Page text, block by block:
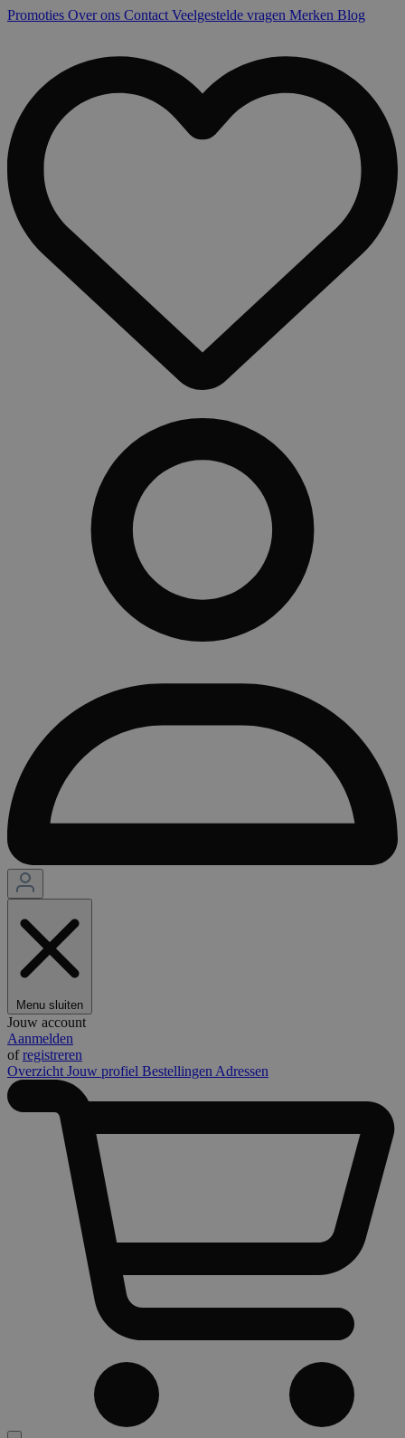
Promoties Over ons Contact Veelgestelde vragen Merken Blog
Menu sluiten
Jouw account
Aanmelden
ofregistreren
Overzicht Jouw profiel Bestellingen Adressen